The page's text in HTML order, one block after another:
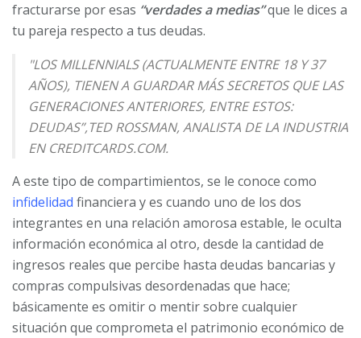
fracturarse por esas “verdades a medias”que le dices a
tu pareja respecto a tus deudas.
"LOS MILLENNIALS (ACTUALMENTE ENTRE 18 Y 37
AÑOS), TIENEN A GUARDAR MÁS SECRETOS QUE LAS
GENERACIONES ANTERIORES, ENTRE ESTOS:
DEUDAS”,TED ROSSMAN, ANALISTA DE LA INDUSTRIA
EN CREDITCARDS.COM.
A este tipo de compartimientos, se le conoce como
infidelidad financiera y es cuando uno de los dos
integrantes en una relación amorosa estable, le oculta
información económica al otro, desde la cantidad de
ingresos reales que percibe hasta deudas bancarias y
compras compulsivas desordenadas que hace;
básicamente es omitir o mentir sobre cualquier
situación que comprometa el patrimonio económico de